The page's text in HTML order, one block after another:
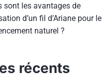
sont les avantages de
d’un fil d’Ariane pour le
naturel ?
récents